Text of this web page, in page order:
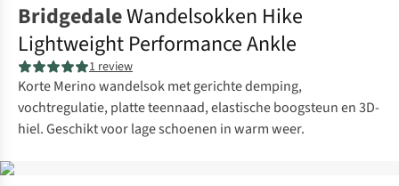
BridgedaleWandelsokken Hike
Lightweight Performance Ankle
1 review
Korte Merino wandelsok met gerichte demping,
vochtregulatie, platte teennaad, elastische boogsteun en 3D-
hiel. Geschikt voor lage schoenen in warm weer.